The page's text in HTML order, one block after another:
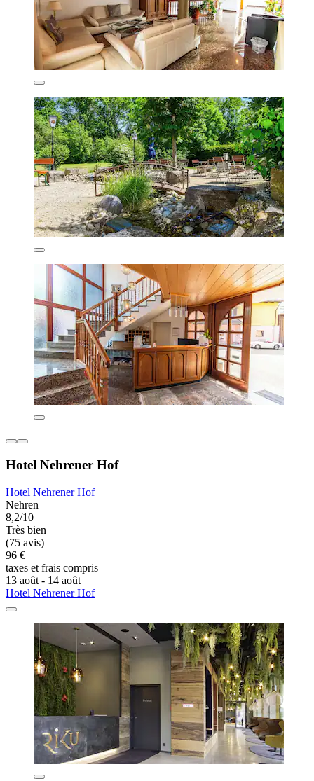
Hotel Nehrener Hof
Hotel Nehrener Hof
Nehren
8,2/10
Très bien
(75 avis)
96 €
taxes et frais compris
13 août - 14 août
Hotel Nehrener Hof